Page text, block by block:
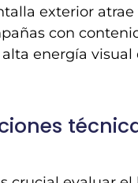
exterior atrae
con
energía visual